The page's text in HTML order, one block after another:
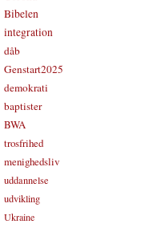
Bibelen
integration
dåb
Genstart2025
demokrati
baptister
BWA
trosfrihed
menighedsliv
uddannelse
udvikling
Ukraine